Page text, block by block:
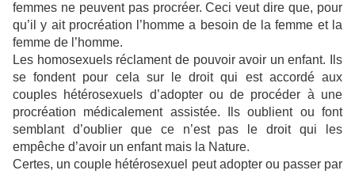
femmes ne peuvent pas procréer. Ceci veut dire que, pour
qu’il y ait procréation l’homme a besoin de la femme et la
femme de l’homme.
Les homosexuels réclament de pouvoir avoir un enfant. Ils
se fondent pour cela sur le droit qui est accordé aux
couples hétérosexuels d’adopter ou de procéder à une
procréation médicalement assistée. Ils oublient ou font
semblant d’oublier que ce n’est pas le droit qui les
empêche d’avoir un enfant mais la Nature.
Certes, un couple hétérosexuel peut adopter ou passer par